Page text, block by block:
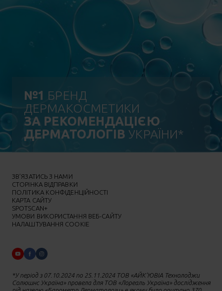
№1 БРЕНД
ДЕРМАКОСМЕТИКИ
ЗА РЕКОМЕНДАЦІЄЮ
ДЕРМАТОЛОГІВ УКРАЇНИ*
ЗВ’ЯЗАТИСЬ З НАМИ
СТОРІНКА ВІДПРАВКИ
ПОЛІТИКА КОНФІДЕНЦІЙНОСТІ
КАРТА САЙТУ
SPOTSCAN+
УМОВИ ВИКОРИСТАННЯ ВЕБ-САЙТУ
НАЛАШТУВАННЯ COOKIE
*У період з 07.10.2024 по 25.11.2024 ТОВ «АЙК’ЮВІА Технолоджи
Солюшнс Україна» провела для ТОВ «Лореаль Україна» дослідження